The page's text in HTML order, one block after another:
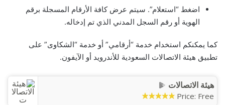
اضغط “استعلام”. سيتم عرض كافة الأرقام المسجلة برقم
الهوية أو رقم السجل المدني الذي تم إدخاله.
كما يمكنكم استخدام خدمة “أرقامي” أو خدمة “الشكاوى” على
تطبيق هيئة الاتصالات السعودية للأندرويد أو الآيفون.
هيئة الاتصالات
Price: Free